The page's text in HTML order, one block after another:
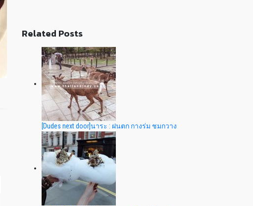
Related Posts
[Dudes next door]นาระ : ฝนตก กางร่ม ชมกวาง